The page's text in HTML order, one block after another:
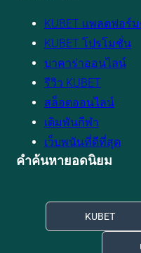
KUBET แพลตฟอร์
KUBET โปรโมชั่น
บาคาร่าออนไลน์
รีวิว KUBET
สล็อตออนไลน์
เดิมพันกีฬา
เว็บพนันที่ดีที่สุด
คำค้นหายอดนิยม
KUBET